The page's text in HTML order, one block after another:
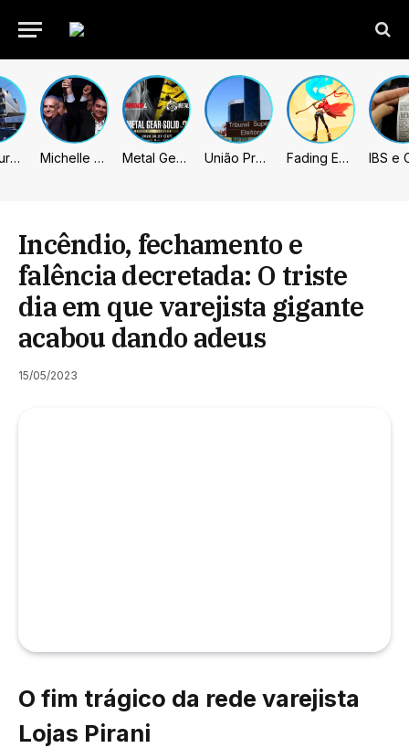
Prefeitura de Sumaré inaugura nova subsede da GCM na Área Cura Michelle celebra vice de Flávio: “Que chapa possa ser vitoriosa” Metal Gear Solid: Master Collection 2 terá legendas e menus em portugues União Progressista e PL terão mais tempo de propaganda eleitoral Fading Echo – Review
Incêndio, fechamento e
falência decretada: O triste
dia em que varejista gigante
acabou dando adeus
15/05/2023
O fim trágico da rede varejista
Lojas Pirani